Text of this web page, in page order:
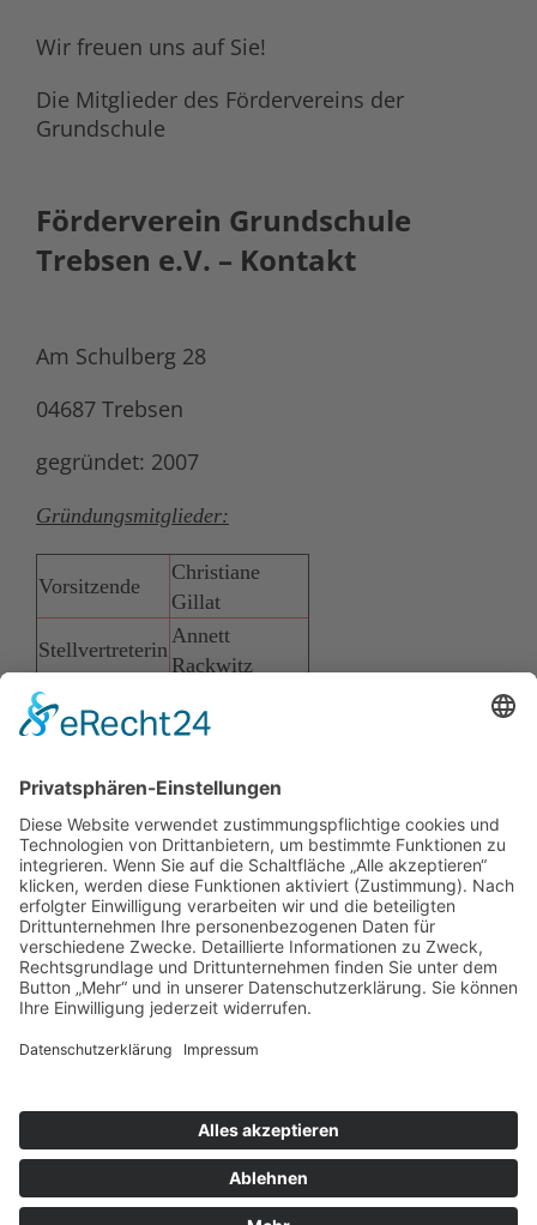
Wir freuen uns auf Sie!
Die Mitglieder des Fördervereins der
Grundschule
Förderverein Grundschule
Trebsen e.V. – Kontakt
Am Schulberg 28
04687 Trebsen
gegründet: 2007
Gründungsmitglieder:
Vorsitzende
Christiane
Gillat
Stellvertreterin
Annett
Rackwitz
Schatzmeister
Kroschky
SATZUNG DES FÖRDERVEREIN
GRUNDSCHULE TREBSEN E.V.
AUFNAHMEANTRAG IN DEN FÖRDERVEREIN
GRUNDSCHULE TREBSEN E.V.
© Copyright 2018 -2026 | Grundschule
Trebsen | design byFLASHLIGHTMEDIA|
TRANSPARENZHINWEIS
IMPRESSUM|